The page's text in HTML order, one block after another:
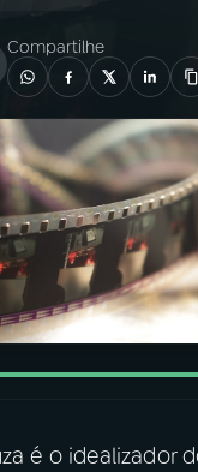
Compartilhe
é o idealizador